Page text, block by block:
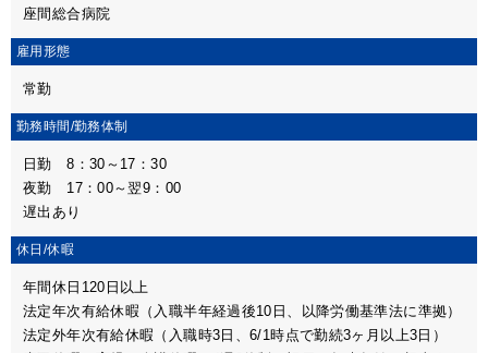
座間総合病院
雇用形態
常勤
勤務時間/勤務体制
日勤 8：30～17：30
夜勤 17：00～翌9：00
遅出あり
休日/休暇
年間休日120日以上
法定年次有給休暇（入職半年経過後10日、以降労働基準法に準拠）
法定外年次有給休暇（入職時3日、6/1時点で勤続3ヶ月以上3日）